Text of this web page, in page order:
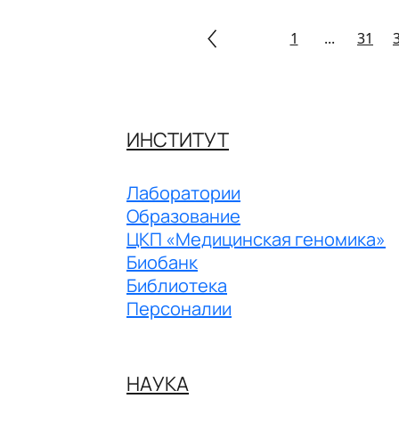
1 ... 31
ИНСТИТУТ
Лаборатории
Образование
ЦКП «Медицинская геномика»
Биобанк
Библиотека
Персоналии
НАУКА